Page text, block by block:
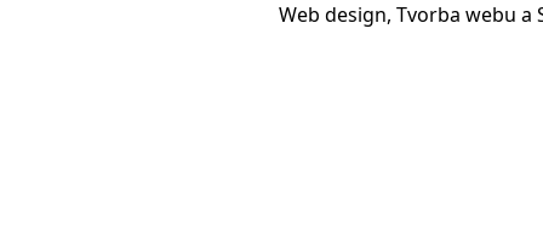
Web design, Tvorba webu a